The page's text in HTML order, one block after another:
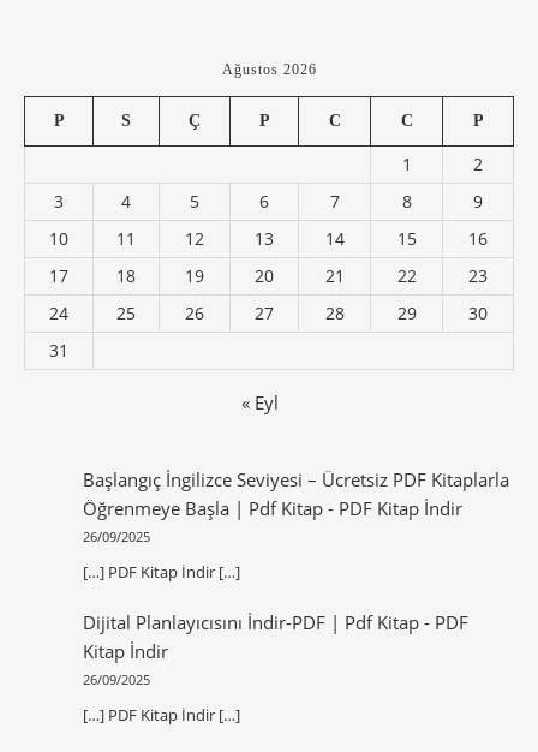
Ağustos 2026
P S Ç P C C P
1
2
3
4 5 6 7 8
9
10
11 12 13 14 15
16
17
18 19 20 21 22
23
24
25 26 27 28 29
30
31
« Eyl
Başlangıç İngilizce Seviyesi – Ücretsiz PDF Kitaplarla
Öğrenmeye Başla | Pdf Kitap- PDF Kitap İndir
26/09/2025
[…] PDF Kitap İndir […]
Dijital Planlayıcısını İndir-PDF | Pdf Kitap- PDF
Kitap İndir
26/09/2025
[…] PDF Kitap İndir […]